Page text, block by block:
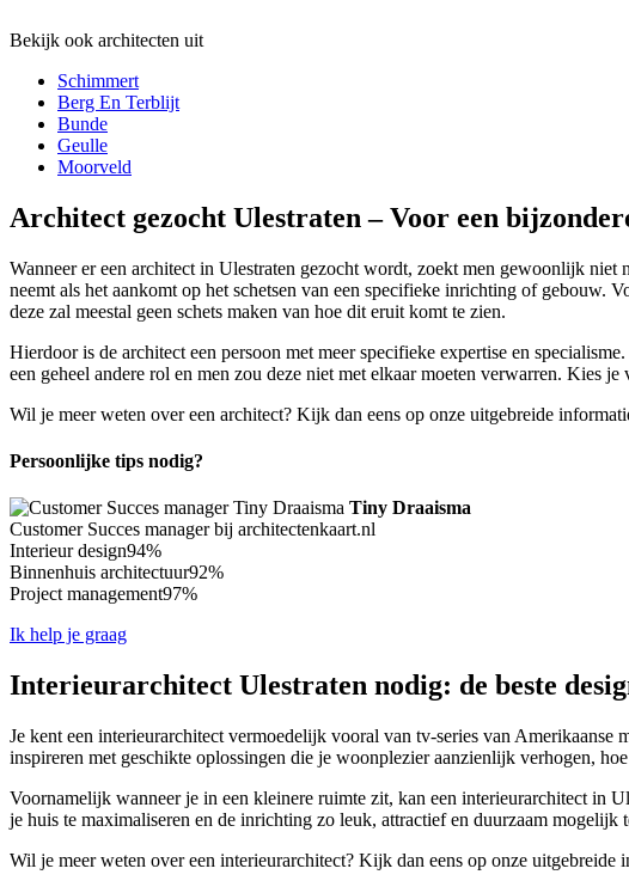
Bekijk ook architecten uit
Schimmert
Berg En Terblijt
Bunde
Geulle
Moorveld
Architect gezocht Ulestraten – Voor een
Wanneer er een architect in Ulestraten gezocht wordt, zoekt men gewoonlijk
neemt als het aankomt op het schetsen van een specifieke inrichting of
deze zal meestal geen schets maken van hoe dit eruit komt te zien.
Hierdoor is de architect een persoon met meer specifieke expertise en
een geheel andere rol en men zou deze niet met elkaar moeten verwarren. Kies
Wil je meer weten over een architect? Kijk dan eens op onze uitgebreide
Persoonlijke tips nodig?
Tiny Draaisma
Customer Succes manager bij architectenkaart.nl
Interieur design94%
Binnenhuis architectuur92%
Project management97%
Ik help je graag
Interieurarchitect Ulestraten nodig: de beste
Je kent een interieurarchitect vermoedelijk vooral van tv-series van
inspireren met geschikte oplossingen die je woonplezier aanzienlijk verhogen,
Voornamelijk wanneer je in een kleinere ruimte zit, kan een interieurarchitect in
je huis te maximaliseren en de inrichting zo leuk, attractief en duurzaam mogelijk
Wil je meer weten over een interieurarchitect? Kijk dan eens op onze uitgebreide